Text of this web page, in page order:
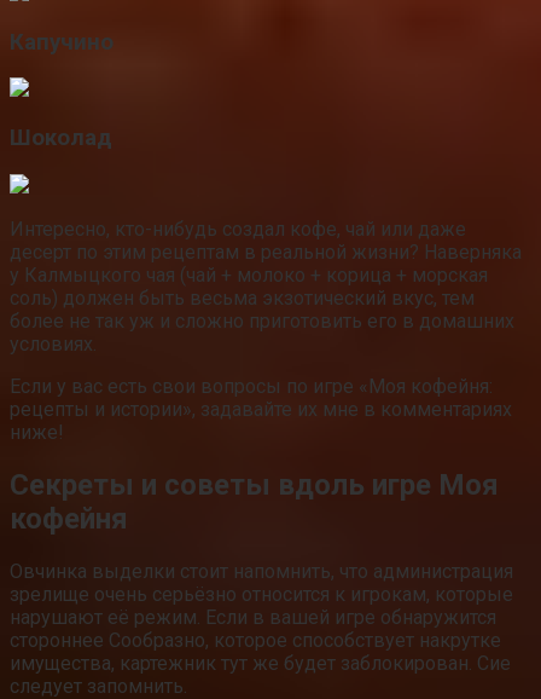
Капучино
Шоколад
Интересно, кто-нибудь создал кофе, чай или даже
десерт по этим рецептам в реальной жизни? Наверняка
у Калмыцкого чая (чай + молоко + корица + морская
соль) должен быть весьма экзотический вкус, тем
более не так уж и сложно приготовить его в домашних
условиях.
Если у вас есть свои вопросы по игре «Моя кофейня:
рецепты и истории», задавайте их мне в комментариях
ниже!
Секреты и советы вдоль игре Моя
кофейня
Овчинка выделки стоит напомнить, что администрация
зрелище очень серьёзно относится к игрокам, которые
нарушают её режим. Если в вашей игре обнаружится
стороннее Сообразно, которое способствует накрутке
имущества, картежник тут же будет заблокирован. Сие
следует запомнить.